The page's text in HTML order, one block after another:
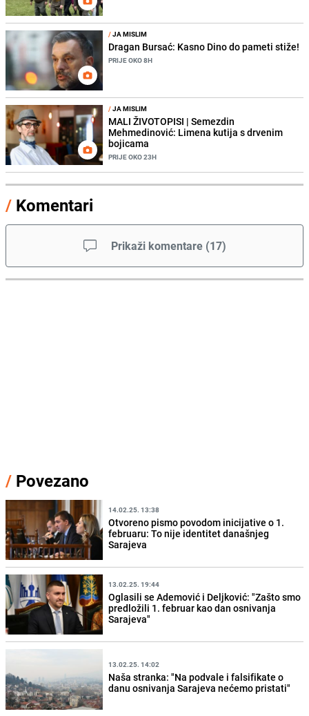
/JA MISLIM
Dragan Bursać: Kasno Dino do pameti stiže!
PRIJE OKO 8H
/JA MISLIM
MALI ŽIVOTOPISI | Semezdin
Mehmedinović: Limena kutija s drvenim
bojicama
PRIJE OKO 23H
/ Komentari
Prikaži komentare (17)
/ Povezano
14.02.25. 13:38
Otvoreno pismo povodom inicijative o 1.
februaru: To nije identitet današnjeg
Sarajeva
13.02.25. 19:44
Oglasili se Ademović i Deljković: "Zašto smo
predložili 1. februar kao dan osnivanja
Sarajeva"
13.02.25. 14:02
Naša stranka: "Na podvale i falsifikate o
danu osnivanja Sarajeva nećemo pristati"